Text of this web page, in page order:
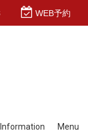
WEB予約
Menu